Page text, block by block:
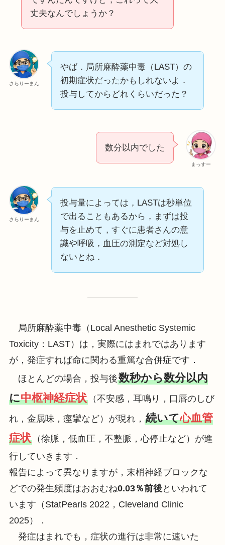
丈夫なんでしょうか？
さらりーまん
やば．局所麻酔薬中毒（LAST）の
初期症状だったかもしれないよ．
投与してからどれくらいだった？
まっすー
数分以内でした
さらりーまん
投与量によっては，LASTは秒単位
で出ることもあるから，まずは投
与を止めて，すぐに患者さんの意
識や呼吸，血圧の測定など対処し
ないとね．
局所麻酔薬中毒（Local Anesthetic Systemic
Toxicity：LAST）は，実際にはまれではあります
が，発症すれば命に関わる重篤な合併症です．
ほとんどの場合，投与後数秒から数分以内
に中枢神経症状（不安感，耳鳴り，口唇のしび
れ，金属味，痙攣など）が現れ， 続いて心血管
症状（徐脈，低血圧，不整脈，心停止など）が進
行していきます．
報告によって異なりますが，末梢神経ブロックな
どでの発生頻度はおおむね0.03％前後といわれて
います（StatPearls 2022，Cleveland Clinic
2025）．
発症はまれでも，症状の進行は非常に速いた